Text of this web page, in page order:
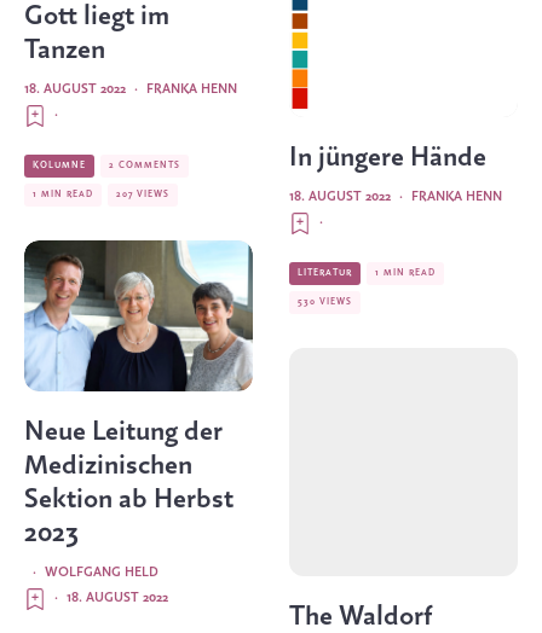
Gott liegt im
Tanzen
FRANKA HENN
·
18. AUGUST 2022
·
KOLUMNE 2 COMMENTS
1 MIN READ 207 VIEWS
Neue Leitung der
Medizinischen
Sektion ab Herbst
2023
WOLFGANG HELD
·
18. AUGUST 2022
·
In jüngere Hände
FRANKA HENN
·
18. AUGUST 2022
·
LITERATUR 1 MIN READ
530 VIEWS
The Waldorf